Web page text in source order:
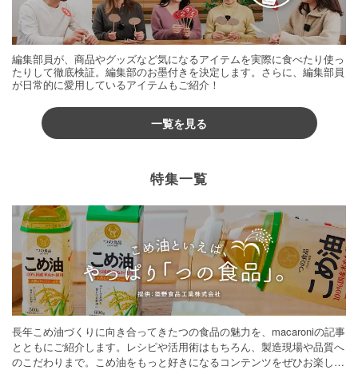
編集部員が、商品やグッズなど気になるアイテムを実際に食べたり使っ
たりして徹底検証。編集部のお墨付きを決定します。さらに、編集部員
が日常的に愛用しているアイテムもご紹介！
一覧を見る
特集一覧
長年こめ油づくりに向き合ってきたつの食品の魅力を、macaroniの記事
とともにご紹介します。レシピや活用術はもちろん、製造現場や品質へ
のこだわりまで。こめ油をもっと好きになるコンテンツをぜひお楽しみ